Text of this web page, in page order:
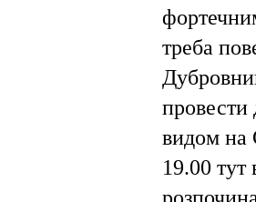
треба
провести
видом на
19.00 тут